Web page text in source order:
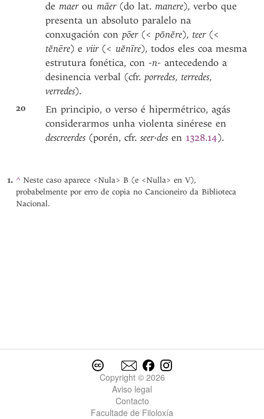
demaeroumãer(do lat.manere), verbo que
presenta un absoluto paralelo na
conxugación conpõer(<pŏnĕre),teer(<
tĕnēre) eviir(<uĕnīre), todos eles coa mesma
estrutura fonética, con -n- antecedendo a
desinencia verbal (cfr.porredes,terredes,
verredes).
20
En principio, o verso é hipermétrico, agás
considerarmos unha violenta sinérese en
descreerdes (porén, cfr.seer·des en 1328.14).
^ Neste caso aparece <Nula> B (e <Nulla> en V),
probabelmente por erro de copia no Cancioneiro da Biblioteca
Nacional.
Copyright © 2026
Aviso legal
Contacto
Facultade de Filoloxía